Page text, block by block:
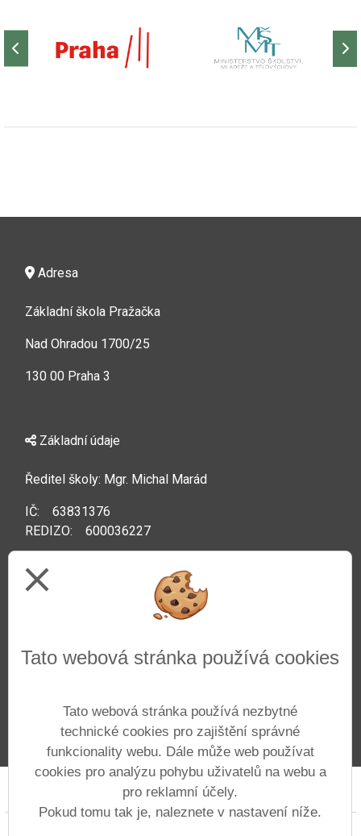
Adresa
Základní škola Pražačka
Nad Ohradou 1700/25
130 00 Praha 3
Základní údaje
Ředitel školy: Mgr. Michal Marád
IČ: 63831376
REDIZO: 600036227
Telefon: +420 222 592 044
E-mail: info@zsprazacka.cz
Prohlášení o přístupnosti Mapa webu
close
Tato webová stránka používá cookies
Tato webová stránka používá nezbytné
technické cookies pro zajištění správné
funkcionality webu. Dále může web používat
cookies pro analýzu pohybu uživatelů na webu a
pro reklamní účely.
Pokud tomu tak je, naleznete v nastavení níže.